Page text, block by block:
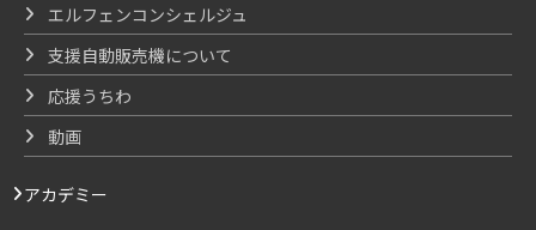
エルフェンコンシェルジュ
支援自動販売機について
応援うちわ
動画
アカデミー